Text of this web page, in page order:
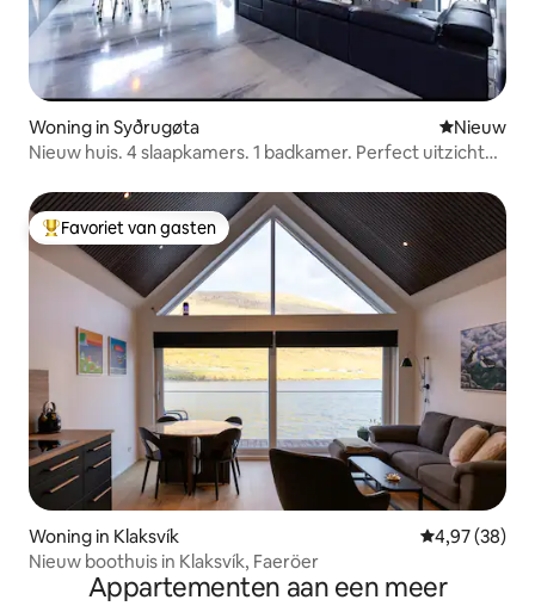
Woning in Syðrugøta Nieuwe
Nieuw
Nieuw huis. 4 slaapkamers. 1 badkamer. Perfect uitzicht
Topfavoriet van gasten
Favoriet van gasten
Woning in Klaksvík Gemiddelde
4,97 (38)
Nieuw boothuis in Klaksvík, Faeröer
Appartementen aan een meer